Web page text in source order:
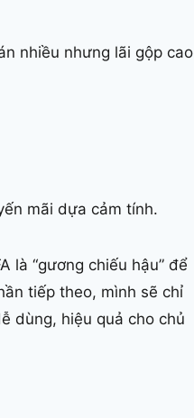
nhiều nhưng lãi gộp cao
mãi dựa cảm tính.
là “gương chiếu hậu” để
tiếp theo, mình sẽ chỉ
dùng, hiệu quả cho chủ